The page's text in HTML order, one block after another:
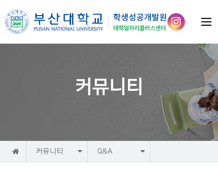
커뮤니티
홈 커뮤니티 Q&A